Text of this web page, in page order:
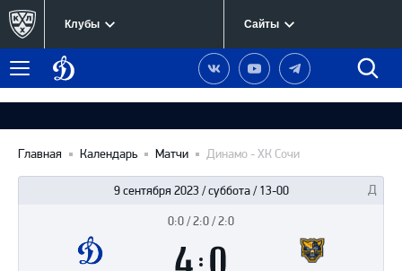
Клубы Сайты
Меню
Динамо
Москва
Наша
группа
Вконтакте
Наш
канал
YouTube
Наш
канал
Telegram
Главная Календарь Матчи Динамо - ХК Сочи
9 сентября 2023 / суббота / 13-00
матча
0:0 / 2:0 / 2:0